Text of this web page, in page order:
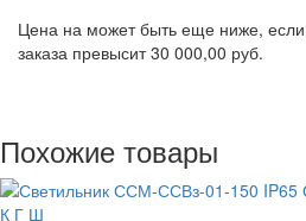
Цена на может быть еще ниже,
заказа превысит 30 000,00 руб.
Похожие товары